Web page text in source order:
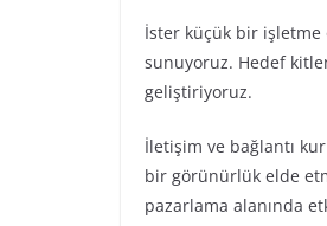
İster küçük bir
sunuyoruz. Hedef
geliştiriyoruz.
İletişim ve bağlantı
bir görünürlük elde
pazarlama alanında